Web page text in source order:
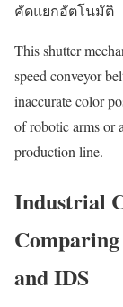
คัดแยกอัตโนมัติ
This shutter
speed conveyor
inaccurate color
of robotic arms or
production line.
Industrial
and IDS